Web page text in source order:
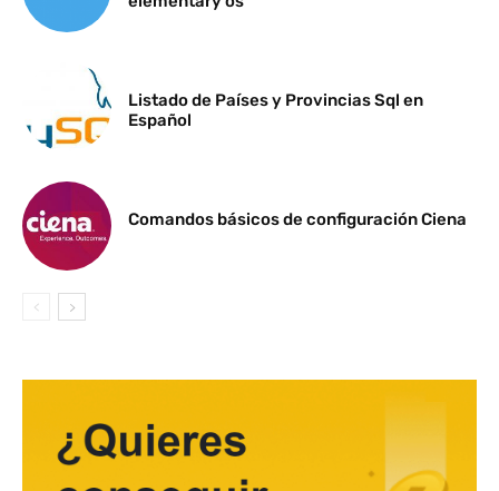
Listado de Países y Provincias Sql en
Español
Comandos básicos de configuración Ciena